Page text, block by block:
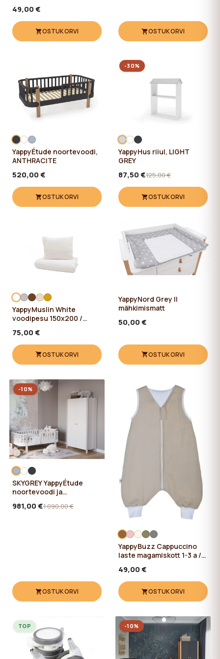
49,00 €
OSTUKORVI OSTUKORVI
YappyÉtude noortevoodi,
ANTHRACITE
520,00 €
OSTUKORVI
YappyHus riiul, LIGHT
GREY
87,50 €125,00 €
OSTUKORVI
-30%
YappyMuslin White
voodipesu 150x200 /
75,00 €
OSTUKORVI
YappyNord Grey II
mähkimismatt
50,00 €
OSTUKORVI
SKYGREY YappyÉtude
noortevoodi ja
981,00 €1 090,00 €
OSTUKORVI
-10%
YappyBuzz Cappuccino
laste magamiskott 1-3 a /
49,00 €
OSTUKORVI
TOP -10%